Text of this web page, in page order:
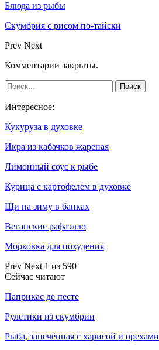
Блюда из рыбы
Скумбрия с рисом по-тайски
Prev Next
Комментарии закрыты.
Интересное:
Кукуруза в духовке
Икра из кабачков жареная
Лимонный соус к рыбе
Курица с картофелем в духовке
Щи на зиму в банках
Веганские рафаэлло
Морковка для похудения
Prev Next 1 из 590
Сейчас читают
Паприкас де песте
Рулетики из скумбрии
Рыба, запечённая с харисой и орехами